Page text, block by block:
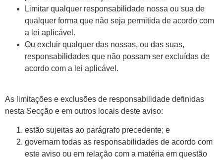
Limitar qualquer responsabilidade nossa ou sua de
qualquer forma que não seja permitida de acordo com
a lei aplicável.
Ou excluir qualquer das nossas, ou das suas,
responsabilidades que não possam ser excluídas de
acordo com a lei aplicável.
As limitações e exclusões de responsabilidade definidas
nesta Secção e em outros locais deste aviso:
estão sujeitas ao parágrafo precedente; e
governam todas as responsabilidades de acordo com
este aviso ou em relação com a matéria em questão